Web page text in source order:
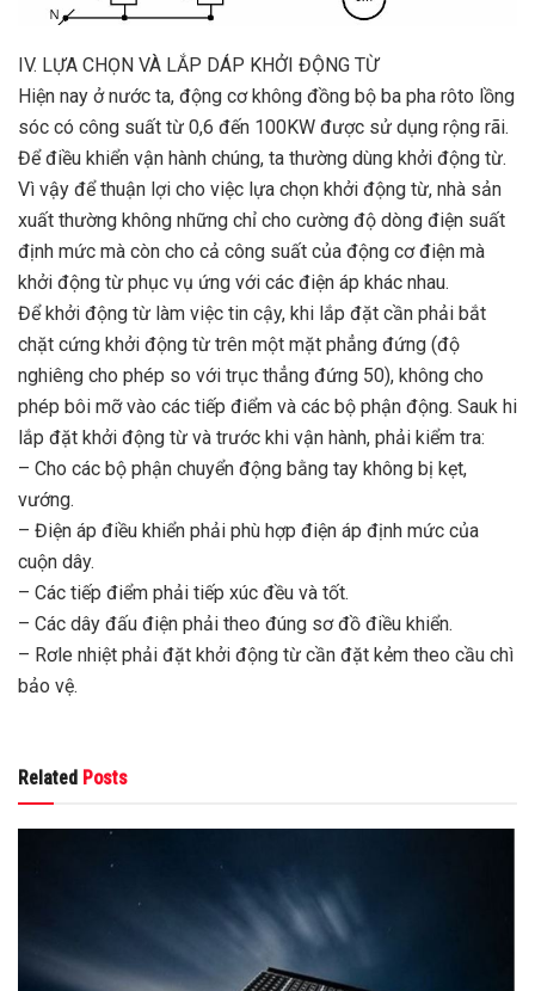
IV. LỰA CHỌN VÀ LẮP DÁP KHỞI ĐỘNG TỪ
Hiện nay ở nước ta, động cơ không đồng bộ ba pha rôto lồng
sóc có công suất từ 0,6 đến 100KW được sử dụng rộng rãi.
Để điều khiển vận hành chúng, ta thường dùng khởi động từ.
Vì vậy để thuận lợi cho việc lựa chọn khởi động từ, nhà sản
xuất thường không những chỉ cho cường độ dòng điện suất
định mức mà còn cho cả công suất của động cơ điện mà
khởi động từ phục vụ ứng với các điện áp khác nhau.
Để khởi động từ làm việc tin cậy, khi lắp đặt cần phải bắt
chặt cứng khởi động từ trên một mặt phẳng đứng (độ
nghiêng cho phép so với trục thẳng đứng 50), không cho
phép bôi mỡ vào các tiếp điểm và các bộ phận động. Sauk hi
lắp đặt khởi động từ và trước khi vận hành, phải kiểm tra:
– Cho các bộ phận chuyển động bằng tay không bị kẹt,
vướng.
– Điện áp điều khiển phải phù hợp điện áp định mức của
cuộn dây.
– Các tiếp điểm phải tiếp xúc đều và tốt.
– Các dây đấu điện phải theo đúng sơ đồ điều khiển.
– Rơle nhiệt phải đặt khởi động từ cần đặt kẻm theo cầu chì
bảo vệ.
Related Posts